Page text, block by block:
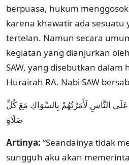
berpuasa, hukum
karena khawatir ada sesuatu
tertelan. Namun secara
kegiatan yang dianjurkan
SAW, yang disebutkan dalam
Hurairah RA. Nabi SAW
النَّاسِ لَأَمَرْتُهُمْ بِالسِّوَاكِ مَعَ كُلِّ
صَلَاةٍ
Artinya: “Seandainya tidak
sungguh aku akan